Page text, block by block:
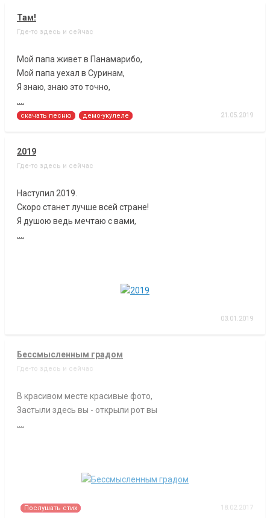
Там!
Где-то здесь и сейчас
Мой папа живет в Панамарибо,
Мой папа уехал в Суринам,
Я знаю, знаю это точно,
скачать песню демо-укулеле 21.05.2019
2019
Где-то здесь и сейчас
Наступил 2019.
Скоро станет лучше всей стране!
Я душою ведь мечтаю с вами,
03.01.2019
Бессмысленным градом
Где-то здесь и сейчас
В красивом месте красивые фото,
Застыли здесь вы - открыли рот вы
Послушать стих 18.02.2017